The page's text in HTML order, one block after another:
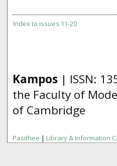
Index to issues 11-20
Kampos | ISSN:
the Faculty of
of Cambridge
Pasithee | Library & Information